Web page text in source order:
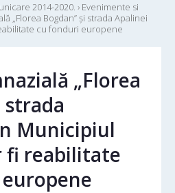
2014-2020. › Evenimente si
„Florea Bogdan” și strada Apalinei
cu fonduri europene
„Florea
strada
Municipiul
fi reabilitate